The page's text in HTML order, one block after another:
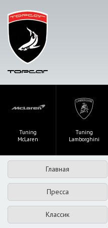
Tuning
McLaren
Tuning
Lamborghini
Главная
Пресса
Классик